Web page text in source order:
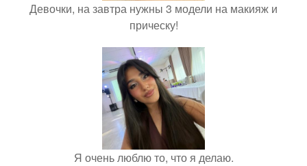
Девочки, на завтра нужны 3 модели на макияж и
прическу!
Я очень люблю то, что я делаю.